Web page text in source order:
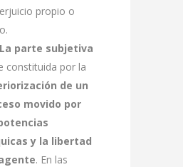
propio o
La parte subjetiva
constituida por la
de un
movido por
y la libertad
. En las